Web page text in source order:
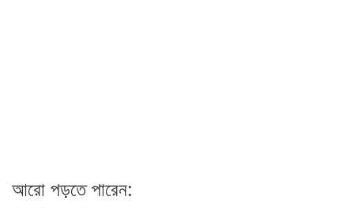
আরো পড়তে পারেন: